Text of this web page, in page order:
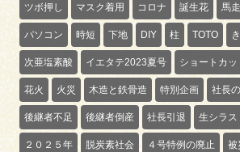
ツボ押し マスク着用 コロナ 誕生花 馬走
パソコン 時短 下地 DIY 柱 TOTO
次亜塩素酸 イエタテ2023夏号 ショートカッ
花火 火災 木造と鉄骨造 特別企画 社長
後継者不足 後継者倒産 社長引退 生シラス
２０２５年 脱炭素社会 ４号特例の廃止 被